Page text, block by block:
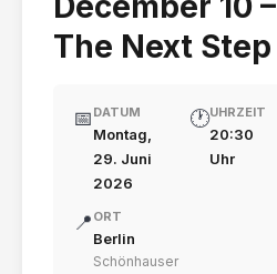
The Next Step
📅 DATUM
Montag,
29. Juni
2026
🕐UHRZEIT
20:30
Uhr
📍 ORT
Berlin
Schönhauser